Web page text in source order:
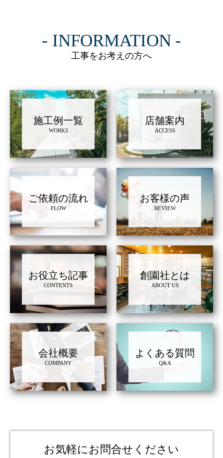
INFORMATION
工事をお考えの方へ
施工例一覧
WORKS
店舗案内
ACCESS
ご依頼の流れ
FLOW
お客様の声
REVIEW
お役立ち記事
CONTENTS
創園社とは
ABOUT US
会社概要
COMPANY
よくある質問
Q&A
お気軽にお問合せください